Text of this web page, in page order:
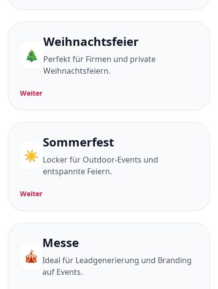
🎄
Weihnachtsfeier
Perfekt für Firmen und private
Weihnachtsfeiern.
Weiter
☀️
Sommerfest
Locker für Outdoor-Events und
entspannte Feiern.
Weiter
🎪
Messe
Ideal für Leadgenerierung und Branding
auf Events.